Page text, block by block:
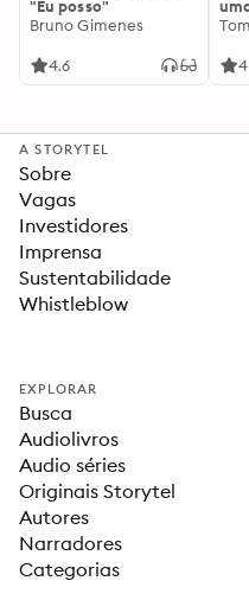
"Eu posso"
Bruno Gimenes
4.6 4
A STORYTEL
Sobre
Vagas
Investidores
Imprensa
Sustentabilidade
Whistleblow
EXPLORAR
Busca
Audiolivros
Audio séries
Originais Storytel
Autores
Narradores
Categorias